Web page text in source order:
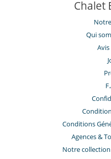
d'activités à explorer dans cette
Courchevel 1850 est bien plus
un véritable mode de vie,
Départ et retour ski aux pieds
Pistes de ski accessibles à pied
Chalet
Qui
Conditions
​Agences &
Notre